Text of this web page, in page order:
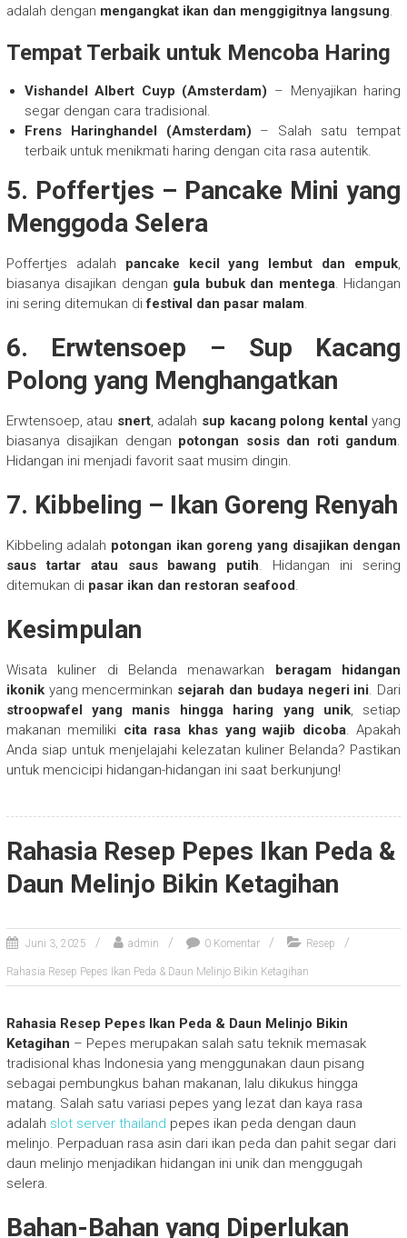
adalah dengan mengangkat ikan dan menggigitnya langsung.
Tempat Terbaik untuk Mencoba Haring
Vishandel Albert Cuyp (Amsterdam) – Menyajikan haring
segar dengan cara tradisional.
Frens Haringhandel (Amsterdam) – Salah satu tempat
terbaik untuk menikmati haring dengan cita rasa autentik.
5. Poffertjes – Pancake Mini yang
Menggoda Selera
Poffertjes adalah pancake kecil yang lembut dan empuk,
biasanya disajikan dengan gula bubuk dan mentega. Hidangan
ini sering ditemukan difestival dan pasar malam.
6. Erwtensoep – Sup Kacang
Polong yang Menghangatkan
Erwtensoep, atau snert, adalah sup kacang polong kental yang
biasanya disajikan dengan potongan sosis dan roti gandum.
Hidangan ini menjadi favorit saat musim dingin.
7. Kibbeling – Ikan Goreng Renyah
Kibbeling adalah potongan ikan goreng yang disajikan dengan
saus tartar atau saus bawang putih. Hidangan ini sering
ditemukan di pasar ikan dan restoran seafood.
Kesimpulan
Wisata kuliner di Belanda menawarkan beragam hidangan
ikonikyang mencerminkan sejarah dan budaya negeri ini. Dari
stroopwafel yang manis hingga haring yang unik, setiap
makanan memiliki cita rasa khas yang wajib dicoba. Apakah
Anda siap untuk menjelajahi kelezatan kuliner Belanda? Pastikan
untuk mencicipi hidangan-hidangan ini saat berkunjung!
Rahasia Resep Pepes Ikan Peda &
Daun Melinjo Bikin Ketagihan
Juni 3, 2025 admin 0 Komentar Resep
Rahasia Resep Pepes Ikan Peda & Daun Melinjo Bikin Ketagihan
Rahasia Resep Pepes Ikan Peda & Daun Melinjo Bikin
Ketagihan – Pepes merupakan salah satu teknik memasak
tradisional khas Indonesia yang menggunakan daun pisang
sebagai pembungkus bahan makanan, lalu dikukus hingga
matang. Salah satu variasi pepes yang lezat dan kaya rasa
adalah slot server thailand pepes ikan peda dengan daun
melinjo. Perpaduan rasa asin dari ikan peda dan pahit segar dari
daun melinjo menjadikan hidangan ini unik dan menggugah
selera.
Bahan-Bahan yang Diperlukan